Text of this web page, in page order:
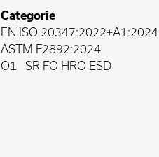
Categorie
EN ISO 20347:2022+A1:2024
ASTM F2892:2024
O1
SR FO HRO ESD